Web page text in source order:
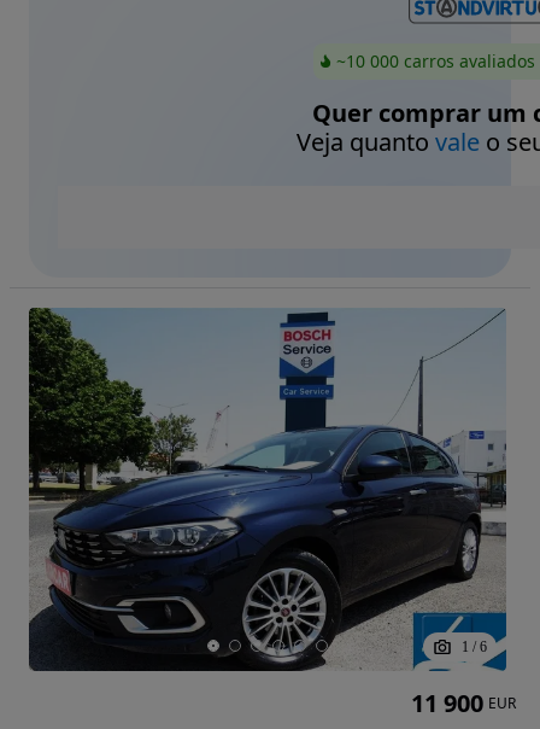
~10 000 carros
Quer comprar um
Veja quanto valeo
1 / 6
11 900 EUR